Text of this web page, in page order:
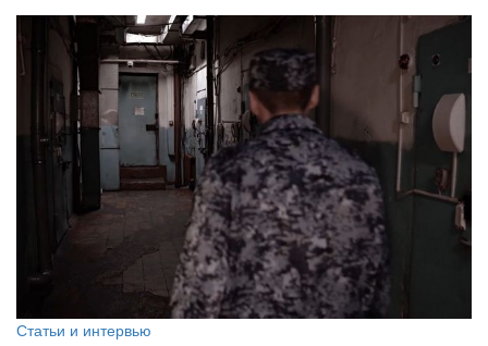
Статьи и интервью